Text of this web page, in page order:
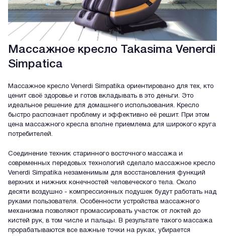
Массажное кресло Takasima Venerdi
Simpatica
Массажное кресло Venerdi Simpatika ориентировано для тех, кто
ценит своё здоровье и готов вкладывать в это деньги. Это
идеальное решение для домашнего использования. Кресло
быстро распознает проблему и эффективно её решит. При этом
цена массажного кресла вполне приемлема для широкого круга
потребителей.
Соединение техник старинного восточного массажа и
современных передовых технологий сделало массажное кресло
Venerdi Simpatika незаменимым для восстановления функций
верхних и нижних конечностей человеческого тела. Около
десяти воздушно - компрессионных подушек будут работать над
руками пользователя. Особенности устройства массажного
механизма позволяют промассировать участок от локтей до
кистей рук, в том числе и пальцы. В результате такого массажа
прорабатываются все важные точки на руках, убирается